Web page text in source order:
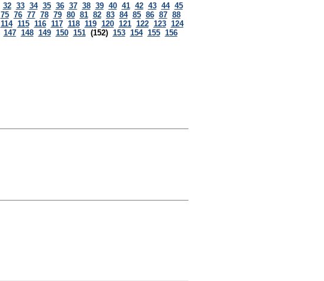
32 33 34 35 36 37 38 39 40 41 42 43 44 45
75 76 77 78 79 80 81 82 83 84 85 86 87 88
114 115 116 117 118 119 120 121 122 123 124
147 148 149 150 151 (152) 153 154 155 156